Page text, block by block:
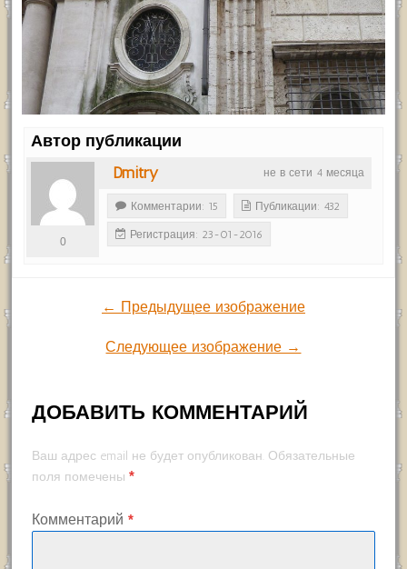
Автор публикации
не в сети 4 месяца
Dmitry
0
Комментарии: 15 Публикации: 432
Регистрация: 23-01-2016
← Предыдущее изображение
Следующее изображение →
ДОБАВИТЬ КОММЕНТАРИЙ
Ваш адрес email не будет опубликован. Обязательные
поля помечены *
Комментарий *